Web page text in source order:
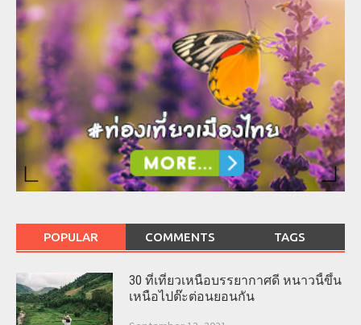
POPULAR COMMENTS TAGS
30 ที่เที่ยวเหนือบรรยากาศดี หนาวนี้ขึ้น
เหนือไปต๊ะต่อนยอนกัน